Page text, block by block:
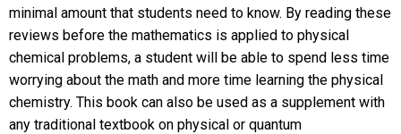
minimal amount that students need to know. By reading these
reviews before the mathematics is applied to physical
chemical problems, a student will be able to spend less time
worrying about the math and more time learning the physical
chemistry. This book can also be used as a supplement with
any traditional textbook on physical or quantum